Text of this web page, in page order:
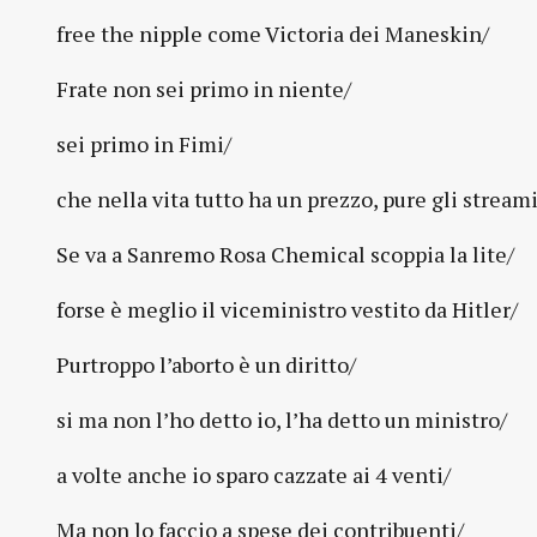
free the nipple come Victoria dei Maneskin/
Frate non sei primo in niente/
sei primo in Fimi/
che nella vita tutto ha un prezzo, pure gli
Se va a Sanremo Rosa Chemical scoppia la lite/
forse è meglio il viceministro vestito da Hitler/
Purtroppo l’aborto è un diritto/
si ma non l’ho detto io, l’ha detto un ministro/
a volte anche io sparo cazzate ai 4 venti/
Ma non lo faccio a spese dei contribuenti/